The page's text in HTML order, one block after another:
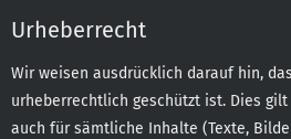
Urheberrecht
Wir weisen ausdrücklich darauf hin,
urheberrechtlich geschützt ist. Dies
auch für sämtliche Inhalte (Texte,